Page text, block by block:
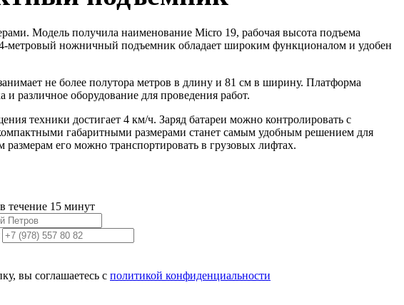
Модель получила наименование Micro 19, рабочая высота подъема
4-метровый ножничный подъемник обладает широким функционалом и удобен
не более полутора метров в длину и 81 см в ширину. Платформа
различное оборудование для проведения работ.
техники достигает 4 км/ч. Заряд батареи можно контролировать с
габаритными размерами станет самым удобным решением для
его можно транспортировать в грузовых лифтах.
течение 15 минут
вы соглашаетесь с политикой конфиденциальности